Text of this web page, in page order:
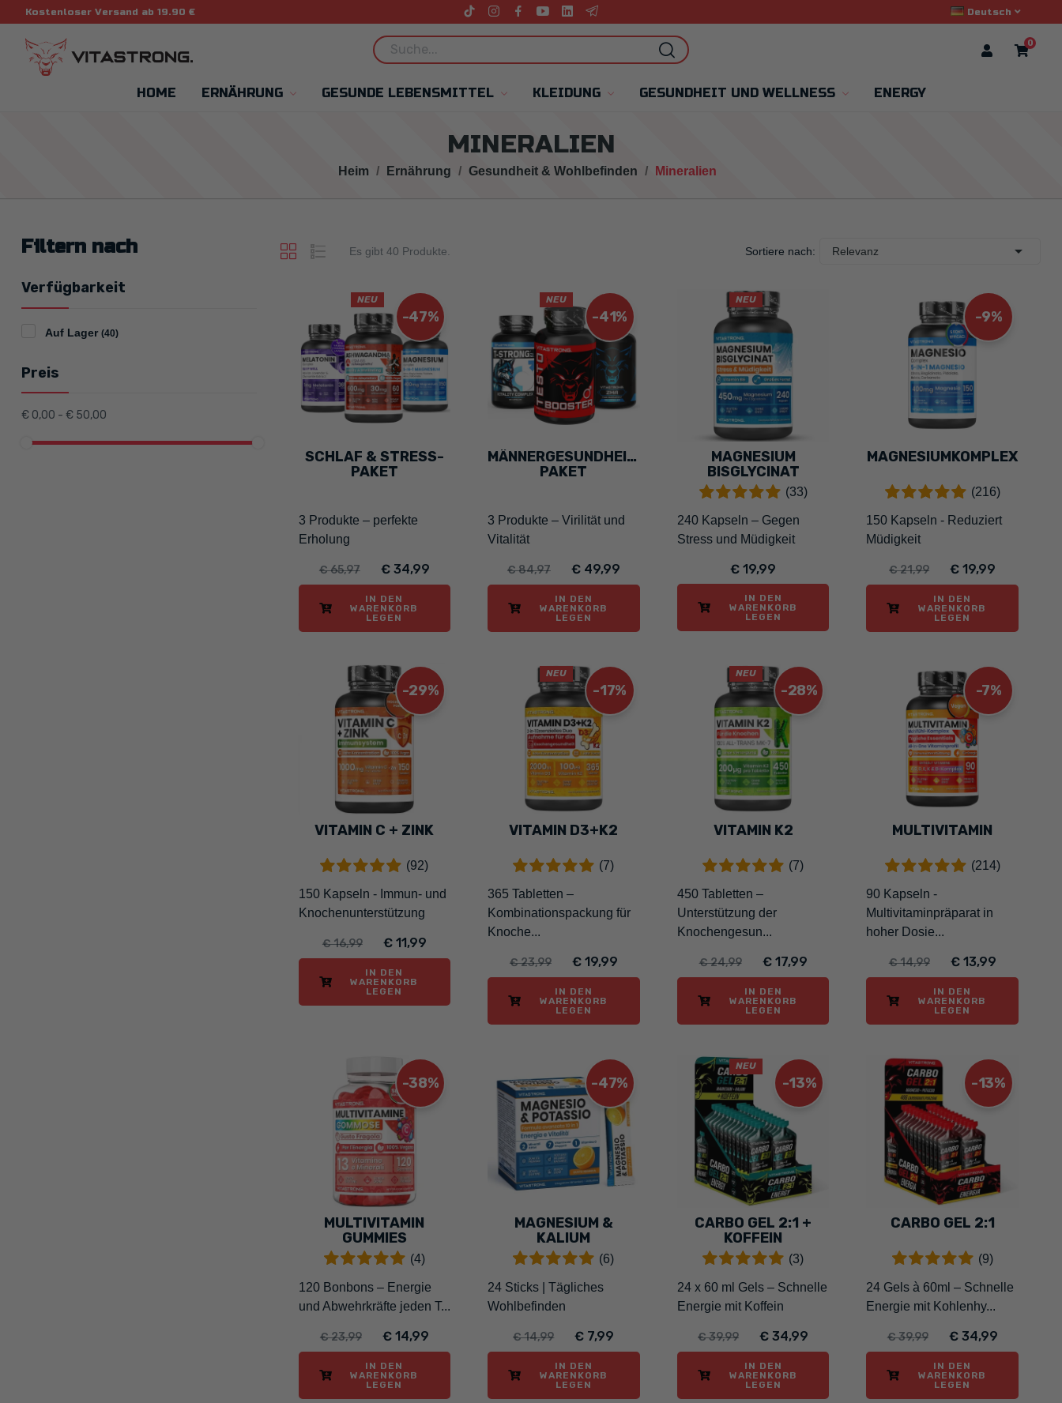
Kostenloser Versand ab 19.90 € Deutsch
0
HOME ERNÄHRUNG GESUNDE LEBENSMITTEL KLEIDUNG GESUNDHEIT UND WELLNESS ENERGY
MINERALIEN
Heim Ernährung Gesundheit & Wohlbefinden Mineralien
Filtern nach
Verfügbarkeit
Auf Lager (40)
Preis
€ 0,00 - € 50,00
Es gibt 40 Produkte. Sortiere nach: Relevanz 
-47%
NEU
SCHLAF & STRESS-
PAKET
3 Produkte – perfekte
Erholung
€ 65,97 € 34,99
IN DEN
WARENKORB
LEGEN
-41%
NEU
MÄNNERGESUNDHEIT-
PAKET
3 Produkte – Virilität und
Vitalität
€ 84,97 € 49,99
IN DEN
WARENKORB
LEGEN
NEU
MAGNESIUM
BISGLYCINAT
(33)
240 Kapseln – Gegen
Stress und Müdigkeit
€ 19,99
IN DEN
WARENKORB
LEGEN
-9%
MAGNESIUMKOMPLEX
(216)
150 Kapseln - Reduziert
Müdigkeit
€ 21,99 € 19,99
IN DEN
WARENKORB
LEGEN
-29%
VITAMIN C + ZINK
(92)
150 Kapseln - Immun- und
Knochenunterstützung
€ 16,99 € 11,99
IN DEN
WARENKORB
LEGEN
-17%
NEU
VITAMIN D3+K2
(7)
365 Tabletten –
Kombinationspackung für
Knoche...
€ 23,99 € 19,99
IN DEN
WARENKORB
LEGEN
-28%
NEU
VITAMIN K2
(7)
450 Tabletten –
Unterstützung der
Knochengesun...
€ 24,99 € 17,99
IN DEN
WARENKORB
LEGEN
-7%
MULTIVITAMIN
(214)
90 Kapseln -
Multivitaminpräparat in
hoher Dosie...
€ 14,99 € 13,99
IN DEN
WARENKORB
LEGEN
-38%
MULTIVITAMIN
GUMMIES
(4)
120 Bonbons – Energie
und Abwehrkräfte jeden T...
€ 23,99 € 14,99
IN DEN
WARENKORB
LEGEN
-47%
MAGNESIUM &
KALIUM
(6)
24 Sticks | Tägliches
Wohlbefinden
€ 14,99 € 7,99
IN DEN
WARENKORB
LEGEN
-13%
NEU
CARBO GEL 2:1 +
KOFFEIN
(3)
24 x 60 ml Gels – Schnelle
Energie mit Koffein
€ 39,99 € 34,99
IN DEN
WARENKORB
LEGEN
-13%
CARBO GEL 2:1
(9)
24 Gels à 60ml – Schnelle
Energie mit Kohlenhy...
€ 39,99 € 34,99
IN DEN
WARENKORB
LEGEN